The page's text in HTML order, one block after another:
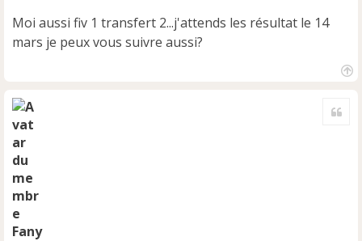
e
n
o
u
Moi aussi fiv 1 transfert 2...j'attends les résultat le 14
mars je peux vous suivre aussi?
Fany